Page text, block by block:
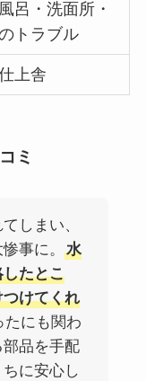
呂・洗面所・
トラブル
上舎
ミ
しまい、
事に。
水
たとこ
けてくれ
たにも関わ
部品を手配
に安心し